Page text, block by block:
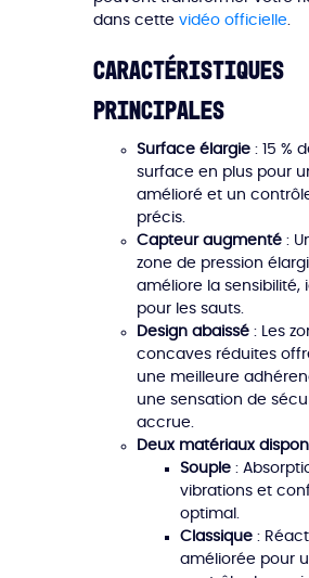
dans cette vidéo officielle.
Caractéristiques
principales
Surface élargie : 15 %
surface en plus pour
amélioré et un
précis.
Capteur augmenté :
zone de pression
améliore la sensibilité,
pour les sauts.
Design abaissé : Les
concaves réduites
une meilleure
une sensation de
accrue.
Deux matériaux
Souple :
vibrations et
optimal.
Classique :
améliorée pour